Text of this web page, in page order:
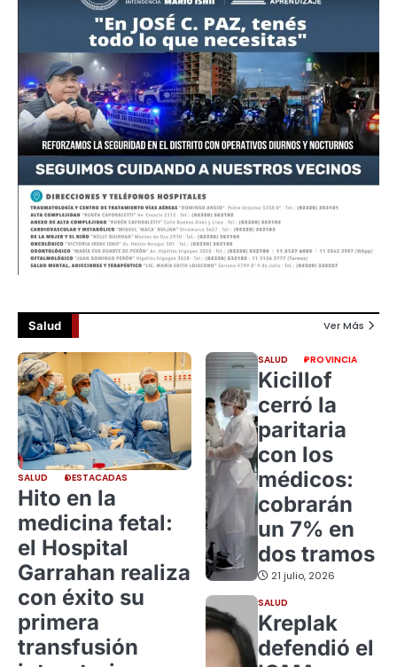
Salud Ver Más
SALUD DESTACADAS
Hito en la
medicina fetal:
el Hospital
Garrahan realiza
con éxito su
primera
transfusión
SALUD PROVINCIA
Kicillof
cerró la
paritaria
con los
médicos:
cobrarán
un 7% en
dos tramos
21 julio, 2026
SALUD
Kreplak
defendió el